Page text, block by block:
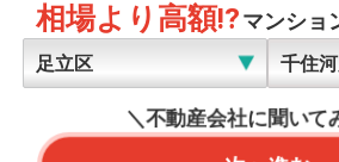
相場より高額!?マンショ
＼不動産会社に聞いて